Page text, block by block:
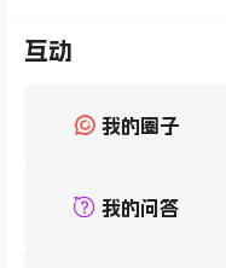
互动
我的圈子
我的问答